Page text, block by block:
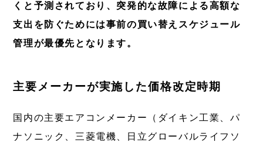
くと予測されており、突発的な故障による高額な
支出を防ぐためには事前の買い替えスケジュール
管理が最優先となります。
主要メーカーが実施した価格改定時期
国内の主要エアコンメーカー（ダイキン工業、パ
ナソニック、三菱電機、日立グローバルライフソ